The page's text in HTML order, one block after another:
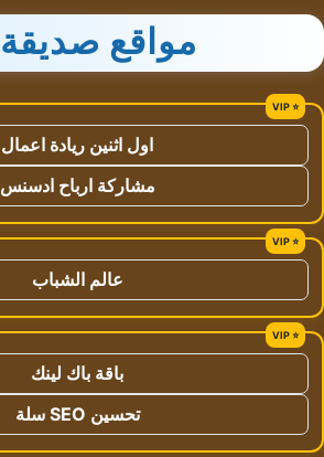
مواقع صديقة
اول اثنين ريادة اعمال
مشاركة ارباح ادسنس
عالم الشباب
باقة باك لينك
تحسين SEO سلة